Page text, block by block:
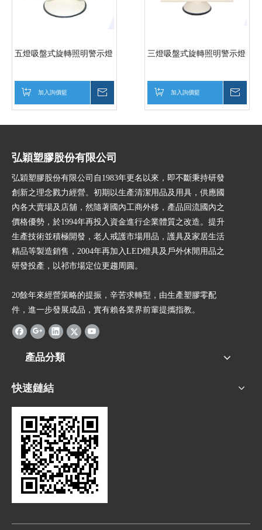
五燈吸盤式旋轉照明警示燈
加入詢價籃
三燈吸盤式旋轉照明警示燈
加入詢價籃
弘穎塑膠股份有限公司
弘穎塑膠股份有限公司自1983年更名以來，即不斷秉持研發
創新之理念戮力經營。初期以生產清潔用品及用具，供應國
內各大賣場及店舖，然隨著國內工商外移，產品回流國內之
價格優勢，於1994年再投入資金進行企業體質之改造。提升
生產技術並積極開發，老人戒護市場用品，護具及家居生活
精品等製造銷售，2004年再加入LED燈具及戶外休閒用品之
研發投產，以祁市場定位更趨周圓。
20餘年來經營策略的提振，辛苦求轉型，由生產塑膠零配
件，進一步發展成品，實有賴各業界前輩提攜指教。
產品分類
快速鏈結